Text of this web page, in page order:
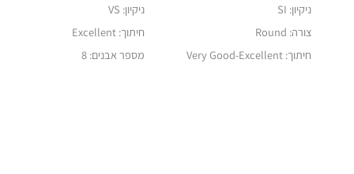
ניקיון: SI
ניקיון: VS
צורה: Round
חיתוך: Excellent
חיתוך: Very Good-Excellent
מספר אבנים: 8